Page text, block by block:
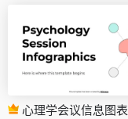
心理学会议信息图表